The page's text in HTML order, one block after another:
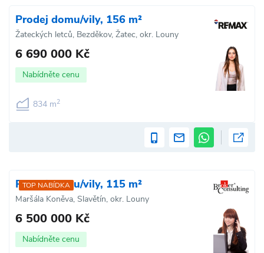
Prodej domu/vily, 156 m²
Žateckých letců, Bezděkov, Žatec, okr. Louny
6 690 000 Kč
Nabídněte cenu
834 m2
TOP NABÍDKA
Prodej domu/vily, 115 m²
Maršála Koněva, Slavětín, okr. Louny
6 500 000 Kč
Nabídněte cenu